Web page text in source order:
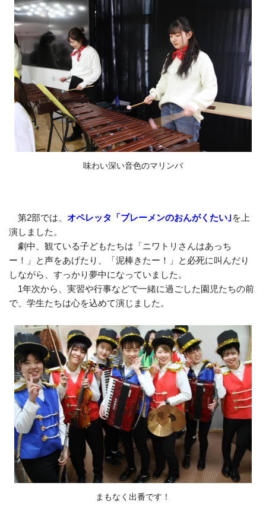
味わい深い音色のマリンバ
第2部では、 オペレッタ「ブレーメンのおんがくたい｣ を上
演しました。
劇中、観ている子どもたちは「ニワトリさんはあっち
ー！」と声をあげたり、「泥棒きたー！」と必死に叫んだり
しながら、すっかり夢中になっていました。
1年次から、実習や行事などで一緒に過ごした園児たちの前
で、学生たちは心を込めて演じました。
まもなく出番です！